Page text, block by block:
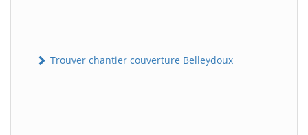
Trouver chantier couverture Belleydoux